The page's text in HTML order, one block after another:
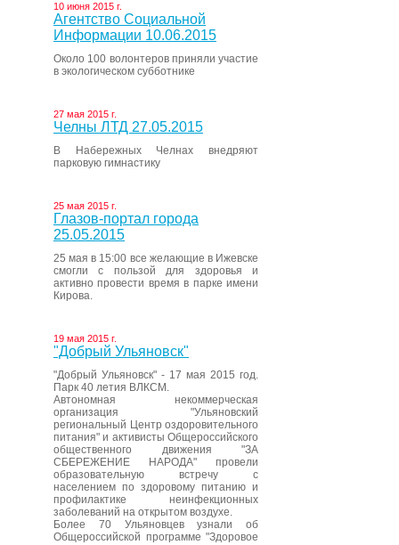
10 июня 2015 г.
Агентство Социальной
Информации 10.06.2015
Около 100 волонтеров приняли участие
в экологическом субботнике
27 мая 2015 г.
Челны ЛТД 27.05.2015
В Набережных Челнах внедряют
парковую гимнастику
25 мая 2015 г.
Глазов-портал города
25.05.2015
25 мая в 15:00 все желающие в Ижевске
смогли с пользой для здоровья и
активно провести время в парке имени
Кирова.
19 мая 2015 г.
"Добрый Ульяновск"
"Добрый Ульяновск" - 17 мая 2015 год.
Парк 40 летия ВЛКСМ.
Автономная некоммерческая
организация "Ульяновский
региональный Центр оздоровительного
питания" и активисты Общероссийского
общественного движения "ЗА
СБЕРЕЖЕНИЕ НАРОДА" провели
образовательную встречу с
населением по здоровому питанию и
профилактике неинфекционных
заболеваний на открытом воздухе.
Более 70 Ульяновцев узнали об
Общероссийской программе "Здоровое